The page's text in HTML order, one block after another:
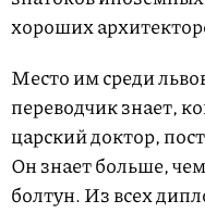
хороших
Место им среди
переводчик знает,
царский доктор,
Он знает больше,
болтун. Из всех